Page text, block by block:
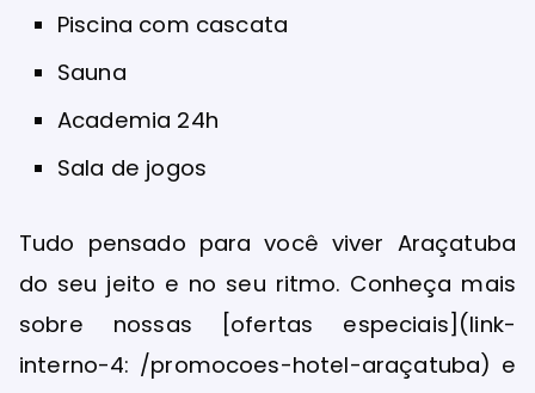
Piscina com cascata
Sauna
Academia 24h
Sala de jogos
Tudo pensado para você viver Araçatuba
do seu jeito e no seu ritmo. Conheça mais
sobre nossas [ofertas especiais](link-
interno-4: /promocoes-hotel-araçatuba) e